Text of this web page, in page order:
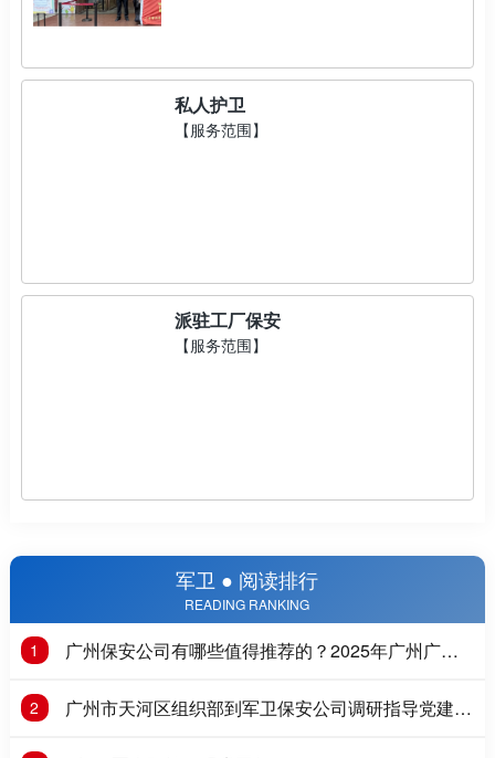
私人护卫
【服务范围】
派驻工厂保安
【服务范围】
军卫 ● 阅读排行
READING RANKING
1
广州保安公司有哪些值得推荐的？2025年广州广州
2
广州市天河区组织部到军卫保安公司调研指导党建工